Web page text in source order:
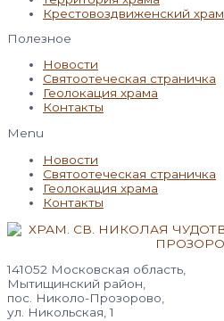
Крестовоздвиженский храм
Полезное
Новости
Святоотеческая страничка
Геолокация храма
Контакты
Menu
Новости
Святоотеческая страничка
Геолокация храма
Контакты
141052 Московская область,
Мытищинский район,
пос. Николо-Прозорово,
ул. Никольская, 1